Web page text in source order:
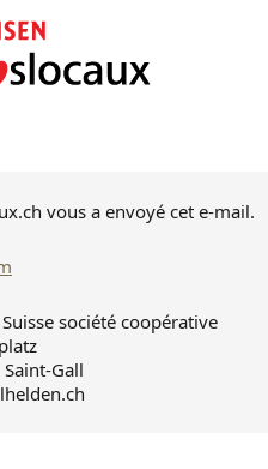
vous a envoyé cet e-mail.
société coopérative
Gall